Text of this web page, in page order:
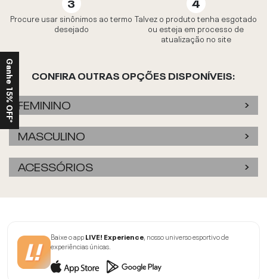
Procure usar sinônimos ao termo
desejado
Talvez o produto tenha esgotado
ou esteja em processo de
atualização no site
CONFIRA OUTRAS OPÇÕES DISPONÍVEIS:
FEMININO
MASCULINO
ACESSÓRIOS
Baixe o appLIVE! Experience, nosso universo esportivo de
experiências únicas.
Ganhe 15% OFF*